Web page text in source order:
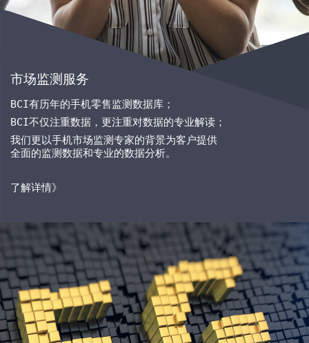
市场监测服务
BCI有历年的手机零售监测数据库；
BCI不仅注重数据，更注重对数据的专业解读；
我们更以手机市场监测专家的背景为客户提供
全面的监测数据和专业的数据分析。
了解详情》